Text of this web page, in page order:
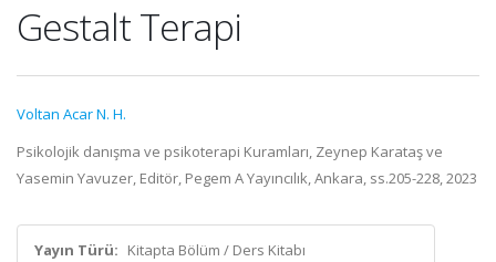
Gestalt Terapi
Voltan Acar N. H.
Psikolojik danışma ve psikoterapi Kuramları, Zeynep Karataş ve
Yasemin Yavuzer, Editör, Pegem A Yayıncılık, Ankara, ss.205-228, 2023
Yayın Türü: Kitapta Bölüm / Ders Kitabı